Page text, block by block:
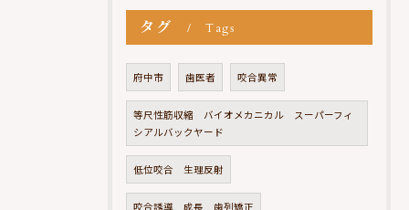
タグ Tags
府中市 歯医者 咬合異常
等尺性筋収縮 バイオメカニカル スーパーフィ
シアルバックヤード
低位咬合 生理反射
咬合誘導 成長 歯列矯正